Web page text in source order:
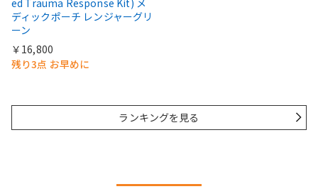
ディックポーチ レンジャーグリ
ーン
￥16,800
残り3点 お早めに
ランキングを見る